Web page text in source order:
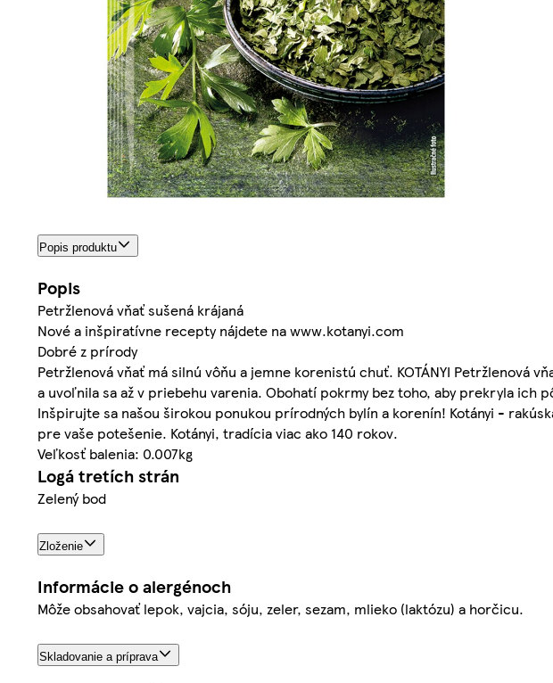
Popis produktu
Popis
Petržlenová vňať sušená krájaná
Nové a inšpiratívne recepty nájdete na www.kotanyi.com
Dobré z prírody
Petržlenová vňať má silnú vôňu a jemne korenistú chuť. KOTÁNYI Petržlenová
a uvoľnila sa až v priebehu varenia. Obohatí pokrmy bez toho, aby prekryla ich
Inšpirujte sa našou širokou ponukou prírodných bylín a korenín! Kotányi -
pre vaše potešenie. Kotányi, tradícia viac ako 140 rokov.
Veľkosť balenia: 0.007kg
Logá tretích strán
Zelený bod
Zloženie
Informácie o alergénoch
Môže obsahovať lepok, vajcia, sóju, zeler, sezam, mlieko (laktózu) a horčicu.
Skladovanie a príprava